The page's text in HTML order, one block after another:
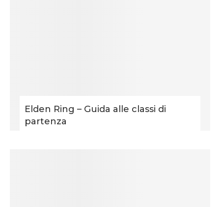
Elden Ring – Guida alle classi di
partenza